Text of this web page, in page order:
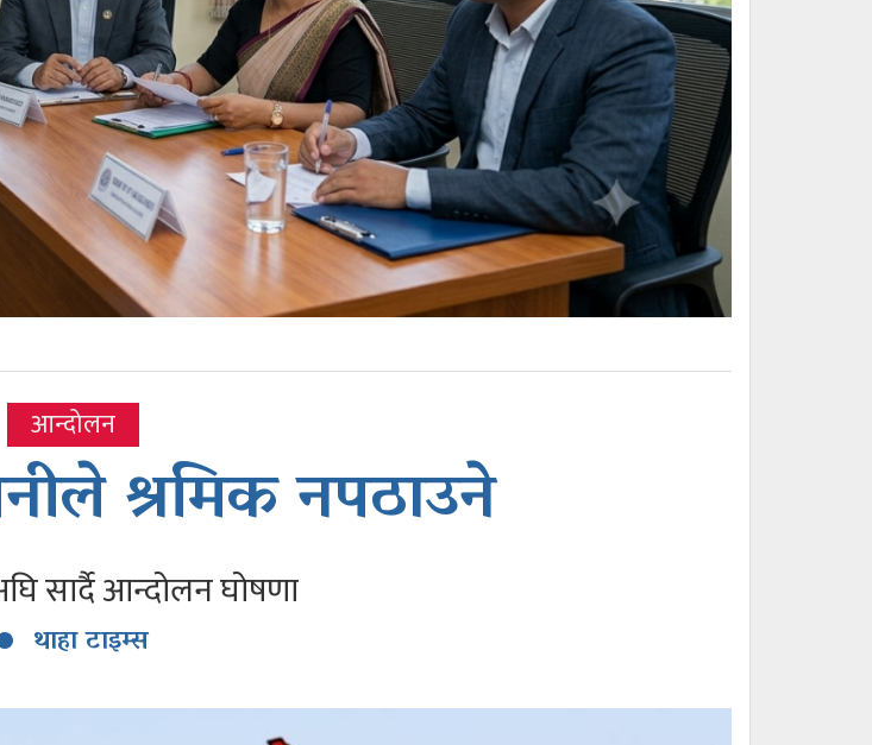
आन्दोलन
श्रमिक नपठाउने
सार्दै आन्दोलन घोषणा
थाहा टाइम्स